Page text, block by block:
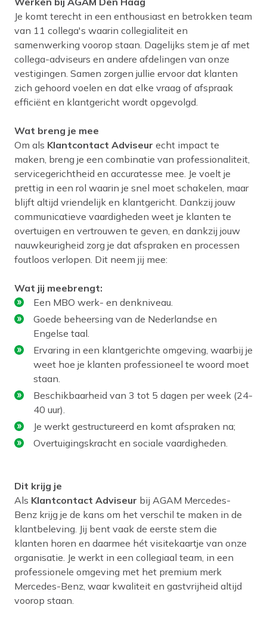
Je komt terecht in een enthousiast en betrokken team
van 11 collega's waarin collegialiteit en
samenwerking voorop staan. Dagelijks stem je af met
collega-adviseurs en andere afdelingen van onze
vestigingen. Samen zorgen jullie ervoor dat klanten
zich gehoord voelen en dat elke vraag of afspraak
efficiënt en klantgericht wordt opgevolgd.
Wat breng je mee
Om als Klantcontact Adviseur echt impact te
maken, breng je een combinatie van professionaliteit,
servicegerichtheid en accuratesse mee. Je voelt je
prettig in een rol waarin je snel moet schakelen, maar
blijft altijd vriendelijk en klantgericht. Dankzij jouw
communicatieve vaardigheden weet je klanten te
overtuigen en vertrouwen te geven, en dankzij jouw
nauwkeurigheid zorg je dat afspraken en processen
foutloos verlopen. Dit neem jij mee:
Wat jij meebrengt:
Een MBO werk- en denkniveau.
Goede beheersing van de Nederlandse en
Engelse taal.
Ervaring in een klantgerichte omgeving, waarbij je
weet hoe je klanten professioneel te woord moet
staan.
Beschikbaarheid van 3 tot 5 dagen per week (24-
40 uur).
Je werkt gestructureerd en komt afspraken na;
Overtuigingskracht en sociale vaardigheden.
Dit krijg je
Als Klantcontact Adviseur bij AGAM Mercedes-
Benz krijg je de kans om het verschil te maken in de
klantbeleving. Jij bent vaak de eerste stem die
klanten horen en daarmee hét visitekaartje van onze
organisatie. Je werkt in een collegiaal team, in een
professionele omgeving met het premium merk
Mercedes-Benz, waar kwaliteit en gastvrijheid altijd
voorop staan.